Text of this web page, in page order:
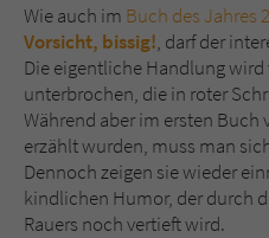
Wie auch im Buch des Jahres
Vorsicht, bissig!, darf der
Die eigentliche Handlung
unterbrochen, die in roter
Während aber im ersten Buch
erzählt wurden, muss man
Dennoch zeigen sie wieder
kindlichen Humor, der durch
Rauers noch vertieft wird.